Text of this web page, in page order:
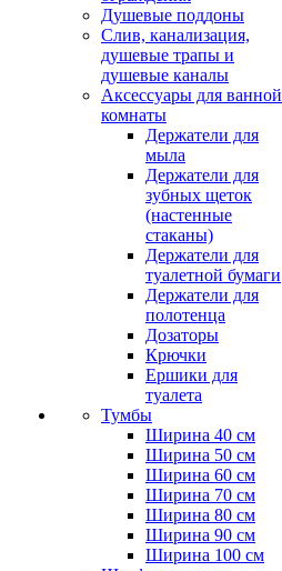
Душевые поддоны
Слив, канализация,
душевые трапы и
душевые каналы
Аксессуары для ванной
комнаты
Держатели для
мыла
Держатели для
зубных щеток
(настенные
стаканы)
Держатели для
туалетной бумаги
Держатели для
полотенца
Дозаторы
Крючки
Ершики для
туалета
Тумбы
Ширина 40 см
Ширина 50 см
Ширина 60 см
Ширина 70 см
Ширина 80 см
Ширина 90 см
Ширина 100 см